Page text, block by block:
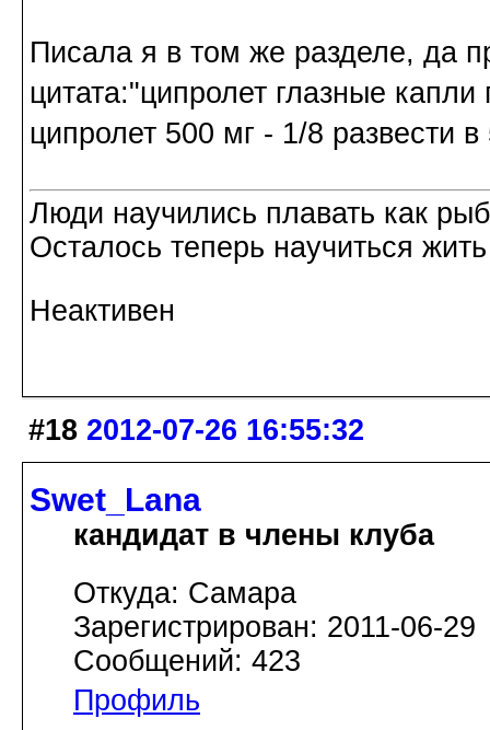
Писала я в том же разделе, да
цитата:"ципролет глазные
ципролет 500 мг - 1/8 развести
Люди научились плавать как
Осталось теперь научиться
Неактивен
#18 2012-07-26 16:55:32
Swet_Lana
кандидат в члены клуба
Откуда: Самара
Зарегистрирован: 2011-06-29
Сообщений: 423
Профиль